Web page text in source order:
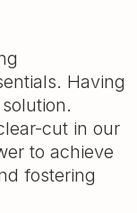
Having
cut in our
to achieve
fostering